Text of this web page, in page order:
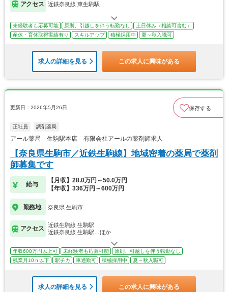
アクセス 近鉄奈良線 東生駒駅
未経験者も応募可能 原則、引越しを伴う転勤なし
土日休み（相談可含む）
産休・育休取得実績有り
スキルアップ 積極採用中 夏～秋入職可
求人の詳細を見る この求人に興味がある
更新日：2026年5月26日 保存する
正社員 調剤薬局
アール薬局 生駒駅本店 有限会社アールの薬剤師求人
【奈良県生駒市／近鉄生駒線】地域密着の薬局で薬剤
師募集です
給与
【月収】28.0万円～50.0万円
【年収】336万円～600万円
勤務地 奈良県 生駒市
アクセス
近鉄生駒線 生駒駅
近鉄奈良線 生駒駅…ほか
年収600万円以上可 未経験者も応募可能
原則、引越しを伴う転勤なし
残業月10ｈ以下
駅チカ 車通勤可 積極採用中 夏～秋入職可
求人の詳細を見る この求人に興味がある